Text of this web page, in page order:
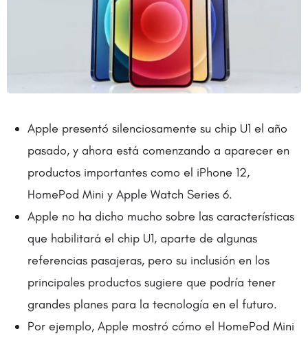
Apple presentó silenciosamente su chip U1 el año
pasado, y ahora está comenzando a aparecer en
productos importantes como el iPhone 12,
HomePod Mini y Apple Watch Series 6.
Apple no ha dicho mucho sobre las características
que habilitará el chip U1, aparte de algunas
referencias pasajeras, pero su inclusión en los
principales productos sugiere que podría tener
grandes planes para la tecnología en el futuro.
Por ejemplo, Apple mostró cómo el HomePod Mini